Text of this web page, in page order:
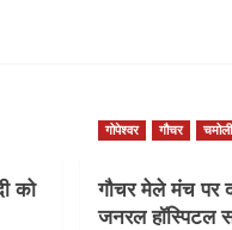
को
गोपेश्वर गौचर चमोली
गौचर मेले मंच पर
जनरल हॉस्पिटल